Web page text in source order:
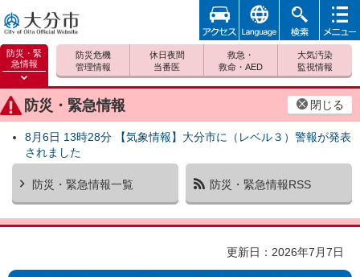
大分市
防災・緊
急情報
防災緊
急情報
を開く
防災・緊急情報 閉じる
8月6日 13時28分 【気象情報】大分市に（レベル３）警報が発表
されました
防災・緊急情報一覧 防災・緊急情報RSS
防災危機
管理情報
休日夜間
当番医
救急・
救命・AED
大気汚染
監視情報
アクセ
ス
foreign 検索
メニュ
更新日：2026年7月7日